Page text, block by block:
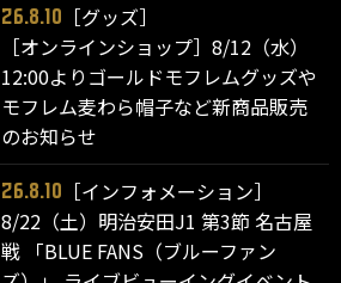
26.8.10
［グッズ］
［オンラインショップ］8/12（水）
12:00よりゴールドモフレムグッズや
モフレム麦わら帽子など新商品販売
のお知らせ
26.8.10
［インフォメーション］
8/22（土）明治安田J1 第3節 名古屋
戦 「BLUE FANS（ブルーファン